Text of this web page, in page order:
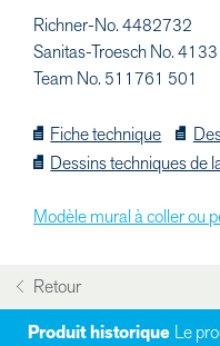
Richner-No. 4482732
Sanitas-Troesch No.
Team No. 511761 501
Fiche technique
Dessins techniques de
Modèle mural à coller ou
Retour
Produit historique Le